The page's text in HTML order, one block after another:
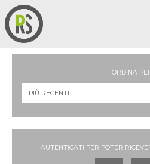
ORDINA
AUTENTICATI PER POTER